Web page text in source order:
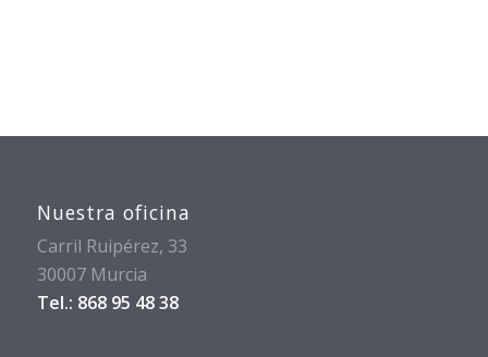
Nuestra oficina
Carril Ruipérez, 33
30007 Murcia
Tel.: 868 95 48 38